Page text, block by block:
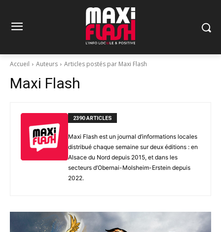
Accueil Auteurs Articles postés par Maxi Flash
Maxi Flash
2390 ARTICLES
Maxi Flash est un journal d’informations locales
distribué chaque semaine sur deux éditions : en
Alsace du Nord depuis 2015, et dans les
secteurs d’Obernai-Molsheim-Erstein depuis
2022.